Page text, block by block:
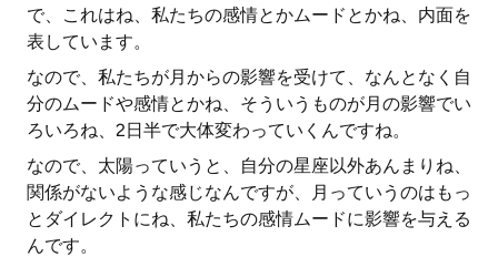
で、これはね、私たちの感情とかムードとかね、内面を
表しています。
なので、私たちが月からの影響を受けて、なんとなく自
分のムードや感情とかね、そういうものが月の影響でい
ろいろね、2日半で大体変わっていくんですね。
なので、太陽っていうと、自分の星座以外あんまりね、
関係がないような感じなんですが、月っていうのはもっ
とダイレクトにね、私たちの感情ムードに影響を与える
んです。